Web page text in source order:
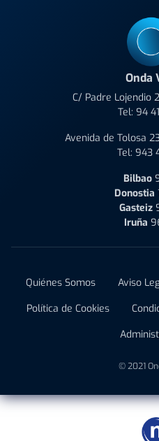
Onda
C/ Padre Lojendio
Tel: 94
Avenida de Tolosa
Tel: 943
Bilbao
Donostia
Gasteiz
Iruña
Quiénes Somos Aviso
Política de Cookies
© 2021